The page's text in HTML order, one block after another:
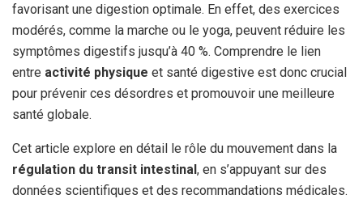
favorisant une digestion optimale. En effet, des exercices
modérés, comme la marche ou le yoga, peuvent réduire les
symptômes digestifs jusqu’à 40 %. Comprendre le lien
entre activité physique et santé digestive est donc crucial
pour prévenir ces désordres et promouvoir une meilleure
santé globale.
Cet article explore en détail le rôle du mouvement dans la
régulation du transit intestinal, en s’appuyant sur des
données scientifiques et des recommandations médicales.